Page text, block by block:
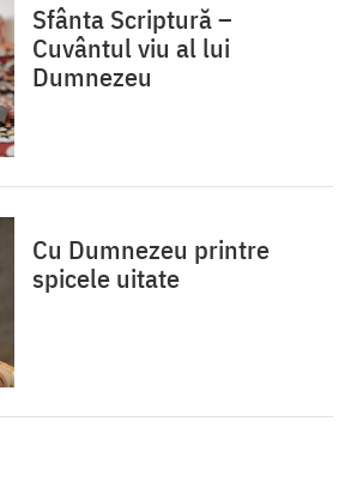
Sfânta Scriptură –
Cuvântul viu al lui
Dumnezeu
Cu Dumnezeu printre
spicele uitate